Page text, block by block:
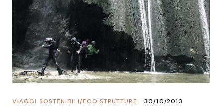
ECO STRUTTURE
/
VIAGGI SOSTENIBILI 30/10/2013